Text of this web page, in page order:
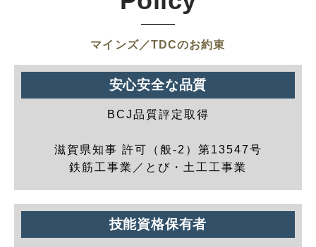
マインズ／TDCのお約束
安心安全な品質
BCJ品質評定取得
滋賀県知事 許可（般-2）第13547号
鉄筋工事業／とび・土工工事業
技能資格保有者